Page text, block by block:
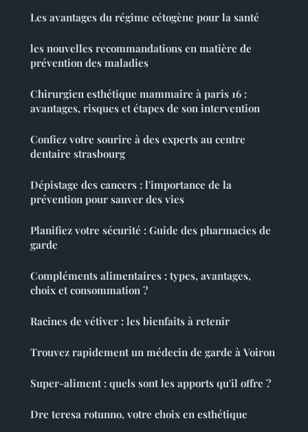
Les avantages du régime cétogène pour la santé
les nouvelles recommandations en matière de
prévention des maladies
Chirurgien esthétique mammaire à paris 16 :
avantages, risques et étapes de son intervention
Confiez votre sourire à des experts au centre
dentaire strasbourg
Dépistage des cancers : l'importance de la
prévention pour sauver des vies
Planifiez votre sécurité : Guide des pharmacies de
garde
Compléments alimentaires : types, avantages,
choix et consommation ?
Racines de vétiver : les bienfaits à retenir
Trouvez rapidement un médecin de garde à Voiron
Super-aliment : quels sont les apports qu'il offre ?
Dre teresa rotunno, votre choix en esthétique